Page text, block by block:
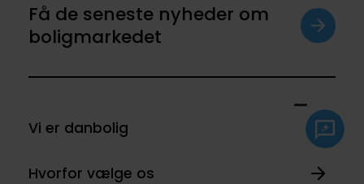
Få de seneste nyheder om
boligmarkedet
Vi er danbolig
Hvorfor vælge os